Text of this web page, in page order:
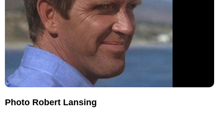
Photo Robert Lansing